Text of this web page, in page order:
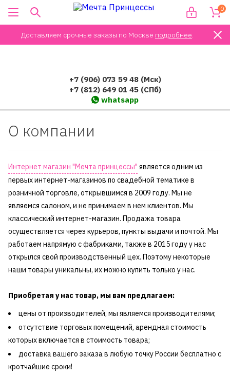
Доставляем срочные заказы по Москве подробнее.
0
+7 (906) 073 59 48 (Мск)
+7 (812) 649 01 45 (СПб)
whatsapp
О компании
Интернет магазин "Мечта принцессы" является одним из
первых интернет-магазинов по свадебной тематике в
розничной торговле, открывшимся в 2009 году. Мы не
являемся салоном, и не принимаем в нем клиентов. Мы
классический интернет-магазин. Продажа товара
осуществляется через курьеров, пункты выдачи и почтой. Мы
работаем напрямую с фабриками, также в 2015 году у нас
открылся свой производственный цех. Поэтому некоторые
наши товары уникальны, их можно купить только у нас.
Приобретая у нас товар, мы вам предлагаем:
цены от производителей, мы являемся производителями;
отсутствие торговых помещений, арендная стоимость
которых включается в стоимость товара;
доставка вашего заказа в любую точку России бесплатно с
кротчайшие сроки!